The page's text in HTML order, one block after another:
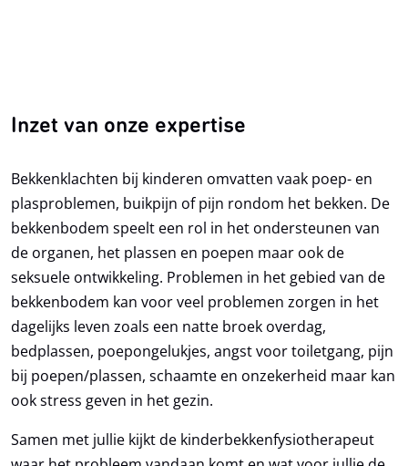
Inzet van onze expertise
Bekkenklachten bij kinderen omvatten vaak poep- en
plasproblemen, buikpijn of pijn rondom het bekken. De
bekkenbodem speelt een rol in het ondersteunen van
de organen, het plassen en poepen maar ook de
seksuele ontwikkeling. Problemen in het gebied van de
bekkenbodem kan voor veel problemen zorgen in het
dagelijks leven zoals een natte broek overdag,
bedplassen, poepongelukjes, angst voor toiletgang, pijn
bij poepen/plassen, schaamte en onzekerheid maar kan
ook stress geven in het gezin.
Samen met jullie kijkt de kinderbekkenfysiotherapeut